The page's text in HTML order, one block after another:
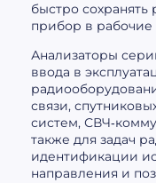
быстро сохранять
прибор в
Анализаторы
ввода в
связи,
систем,
также для задач
идентификации
направления и